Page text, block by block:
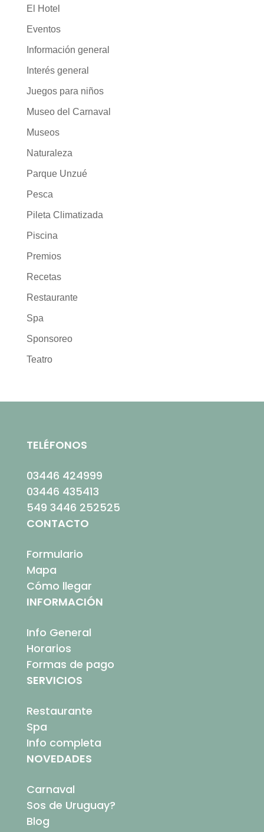
El Hotel
Eventos
Información general
Interés general
Juegos para niños
Museo del Carnaval
Museos
Naturaleza
Parque Unzué
Pesca
Pileta Climatizada
Piscina
Premios
Recetas
Restaurante
Spa
Sponsoreo
Teatro
TELÉFONOS
03446 424999
03446 435413
549 3446 252525
CONTACTO
Formulario
Mapa
Cómo llegar
INFORMACIÓN
Info General
Horarios
Formas de pago
SERVICIOS
Restaurante
Spa
Info completa
NOVEDADES
Carnaval
Sos de Uruguay?
Blog